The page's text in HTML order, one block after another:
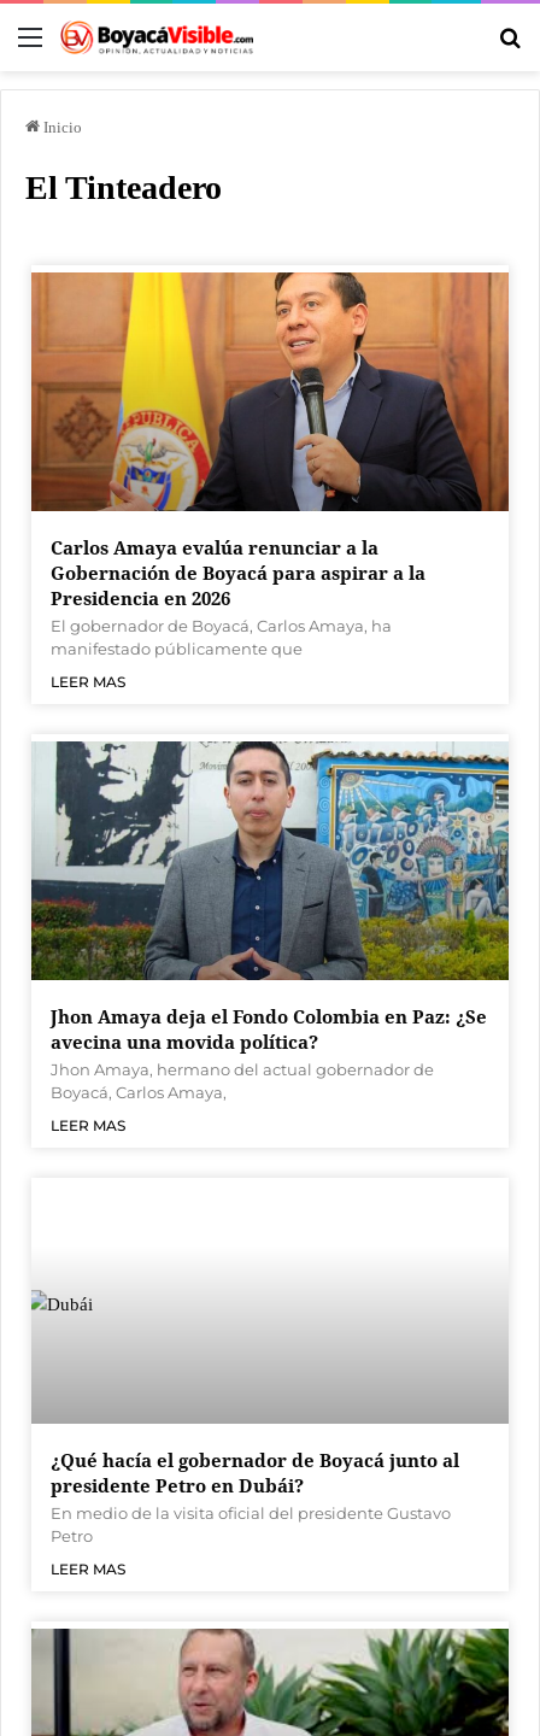
Inicio
El Tinteadero
Carlos Amaya evalúa renunciar a la
Gobernación de Boyacá para aspirar a la
Presidencia en 2026
El gobernador de Boyacá, Carlos Amaya, ha
manifestado públicamente que
LEER MAS
Jhon Amaya deja el Fondo Colombia en Paz: ¿Se
avecina una movida política?
Jhon Amaya, hermano del actual gobernador de
Boyacá, Carlos Amaya,
LEER MAS
¿Qué hacía el gobernador de Boyacá junto al
presidente Petro en Dubái?
En medio de la visita oficial del presidente Gustavo
Petro
LEER MAS